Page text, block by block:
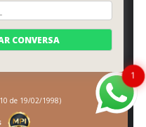
site
de 19/02/1998)
1
CONVERSA